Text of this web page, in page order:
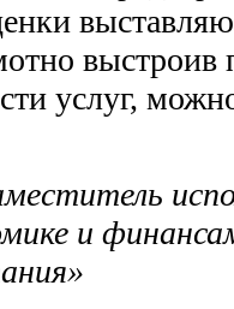
выстроив
услуг,
и